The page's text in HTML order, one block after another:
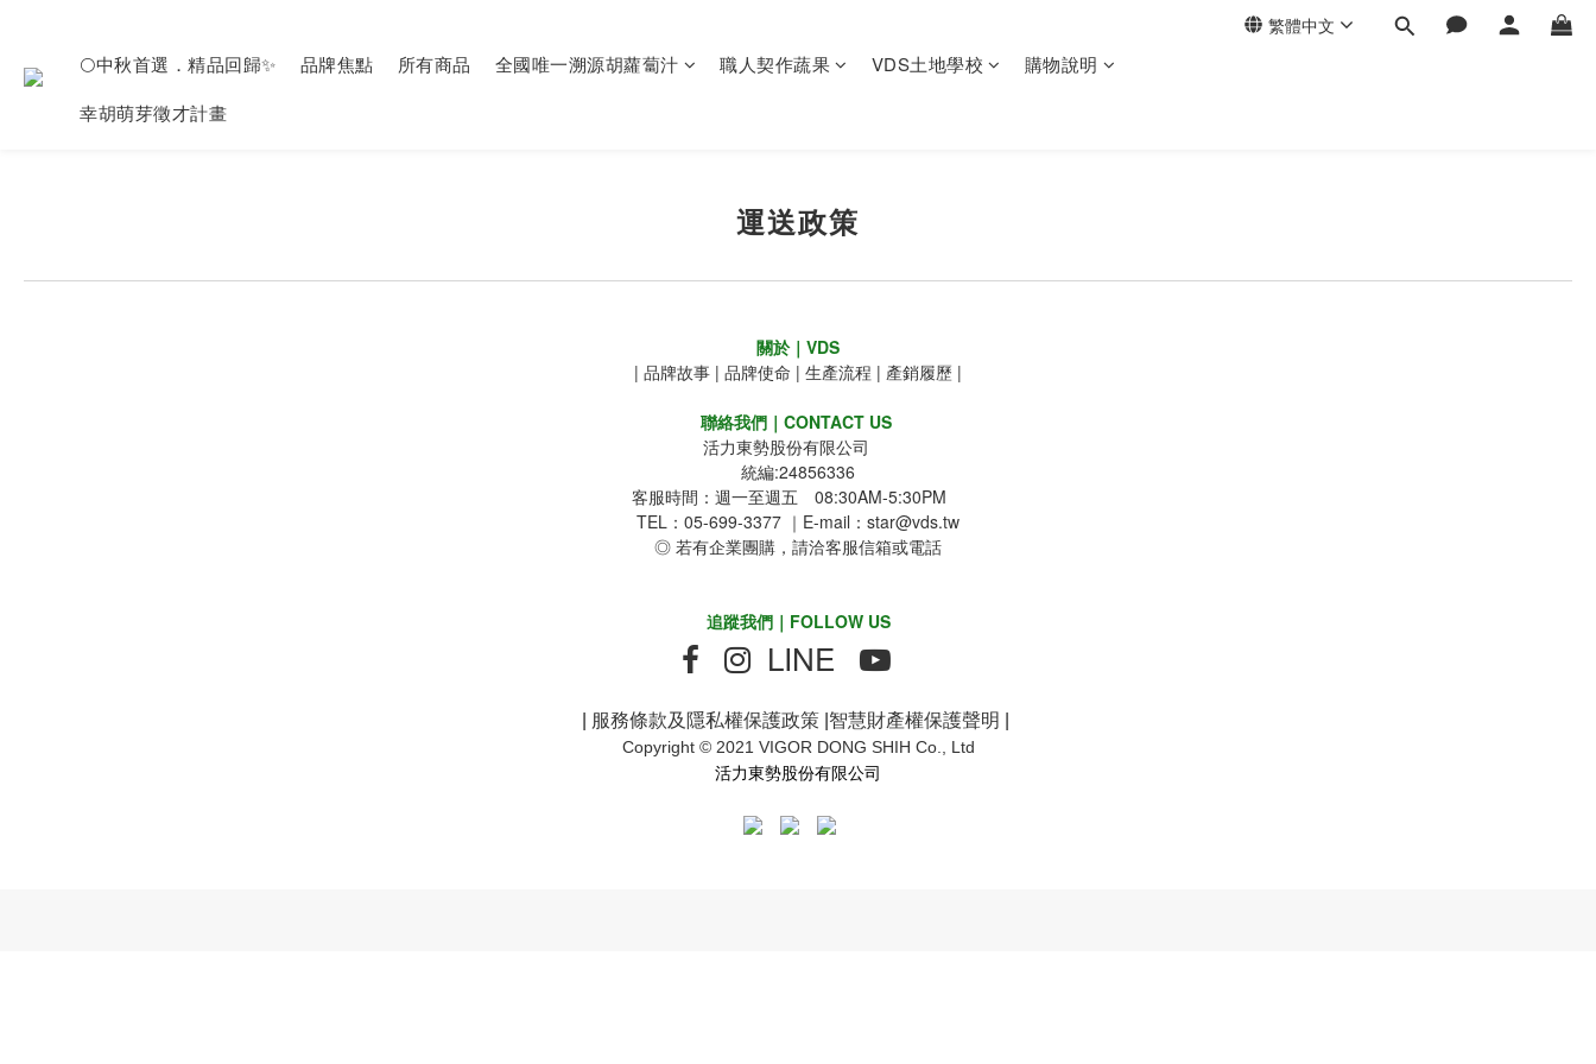
繁體中文
🌕中秋首選．精品回歸✨ 品牌焦點 所有商品 全國唯一溯源胡蘿蔔汁 職人契作蔬果 VDS土地學校
購物說明
幸胡萌芽徵才計畫
運送政策
關於｜VDS
| 品牌故事 | 品牌使命 | 生產流程 | 產銷履歷 |
聯絡我們｜CONTACT US
活力東勢股份有限公司
統編:24856336
客服時間：週一至週五 08:30AM-5:30PM
TEL：05-699-3377 ｜E-mail：star@vds.tw
◎ 若有企業團購，請洽客服信箱或電話
追蹤我們｜FOLLOW US
LINE
| 服務條款及隱私權保護政策 |智慧財產權保護聲明 |
Copyright © 2021 VIGOR DONG SHIH Co., Ltd
活力東勢股份有限公司